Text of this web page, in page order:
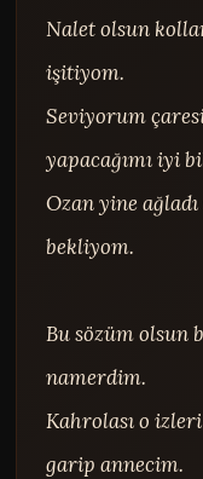
Nalet olsun
işitiyom.
Seviyorum
yapacağımı iyi
Ozan yine
bekliyom.
Bu sözüm olsun
namerdim.
Kahrolası o
garip annecim.